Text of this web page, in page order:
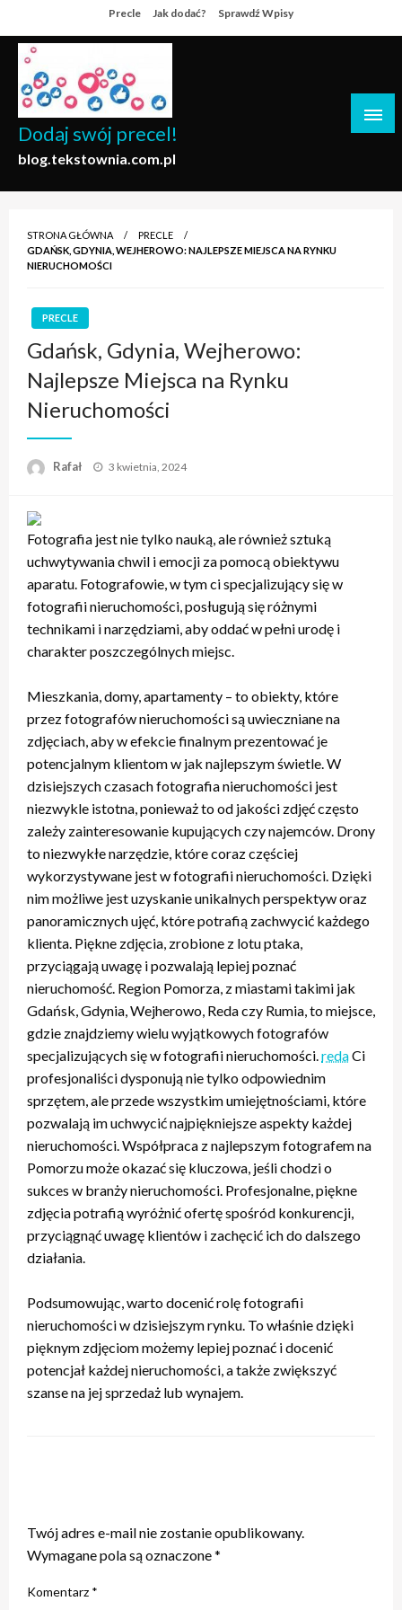
to
content
Precle Jak dodać? Sprawdź Wpisy
Dodaj swój precel!
blog.tekstownia.com.pl
STRONA GŁÓWNA
PRECLE
GDAŃSK, GDYNIA, WEJHEROWO: NAJLEPSZE MIEJSCA NA RYNKU
NIERUCHOMOŚCI
PRECLE
Gdańsk, Gdynia, Wejherowo:
Najlepsze Miejsca na Rynku
Nieruchomości
Rafał
Opublikowane
3 kwietnia, 2024
Fotografia jest nie tylko nauką, ale również sztuką
uchwytywania chwil i emocji za pomocą obiektywu
aparatu. Fotografowie, w tym ci specjalizujący się w
fotografii nieruchomości, posługują się różnymi
technikami i narzędziami, aby oddać w pełni urodę i
charakter poszczególnych miejsc.
Mieszkania, domy, apartamenty – to obiekty, które
przez fotografów nieruchomości są uwieczniane na
zdjęciach, aby w efekcie finalnym prezentować je
potencjalnym klientom w jak najlepszym świetle. W
dzisiejszych czasach fotografia nieruchomości jest
niezwykle istotna, ponieważ to od jakości zdjęć często
zależy zainteresowanie kupujących czy najemców. Drony
to niezwykłe narzędzie, które coraz częściej
wykorzystywane jest w fotografii nieruchomości. Dzięki
nim możliwe jest uzyskanie unikalnych perspektyw oraz
panoramicznych ujęć, które potrafią zachwycić każdego
klienta. Piękne zdjęcia, zrobione z lotu ptaka,
przyciągają uwagę i pozwalają lepiej poznać
nieruchomość. Region Pomorza, z miastami takimi jak
Gdańsk, Gdynia, Wejherowo, Reda czy Rumia, to miejsce,
gdzie znajdziemy wielu wyjątkowych fotografów
specjalizujących się w fotografii nieruchomości. redaCi
profesjonaliści dysponują nie tylko odpowiednim
sprzętem, ale przede wszystkim umiejętnościami, które
pozwalają im uchwycić najpiękniejsze aspekty każdej
nieruchomości. Współpraca z najlepszym fotografem na
Pomorzu może okazać się kluczowa, jeśli chodzi o
sukces w branży nieruchomości. Profesjonalne, piękne
zdjęcia potrafią wyróżnić ofertę spośród konkurencji,
przyciągnąć uwagę klientów i zachęcić ich do dalszego
działania.
Podsumowując, warto docenić rolę fotografii
nieruchomości w dzisiejszym rynku. To właśnie dzięki
pięknym zdjęciom możemy lepiej poznać i docenić
potencjał każdej nieruchomości, a także zwiększyć
szanse na jej sprzedaż lub wynajem.
Twój adres e-mail nie zostanie opublikowany.
Wymagane pola są oznaczone*
Komentarz *